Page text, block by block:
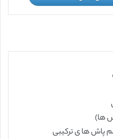
ها)
پاش ها ی ترکیبی